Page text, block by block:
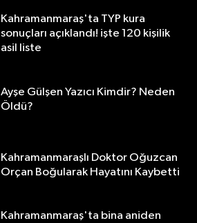
Kahramanmaraş'ta TYP kura
sonuçları açıklandı! işte 120 kişilik
asil liste
Ayşe Gülşen Yazıcı Kimdir? Neden
Öldü?
Kahramanmaraşlı Doktor Oğuzcan
Orçan Boğularak Hayatını Kaybetti
Kahramanmaraş'ta bina aniden